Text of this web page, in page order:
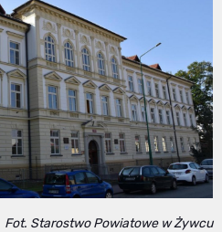
Fot. Starostwo Powiatowe w Żywcu